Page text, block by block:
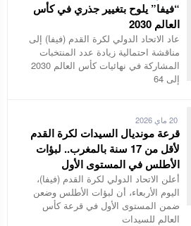
“فيفا” يلوح بتغيير جذري في كأس
العالم 2030
عاد الاتحاد الدولي لكرة القدم (فيفا) إلى
مناقشة احتمالية زيادة عدد المنتخبات
المشاركة في نهائيات كأس العالم 2030
إلى 64
20 ماي 2026
قرعة مونديال السيدات لكرة القدم
لأقل من 17 سنة بالمغرب.. لبؤات
الأطلس في المستوى الأول
أعلن الاتحاد الدولي لكرة القدم (فيفا)،
اليوم الأربعاء، أن لبؤات الأطلس وضعن
ضمن المستوى الأول في قرعة كأس
العالم للسيدات